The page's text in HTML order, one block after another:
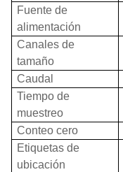
Fuente de
alimentación
Canales de
tamaño
Caudal
Tiempo de
muestreo
Conteo cero
Etiquetas de
ubicación